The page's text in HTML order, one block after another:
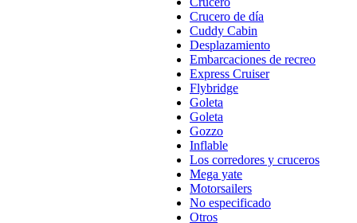
Crucero de día
Cuddy Cabin
Desplazamiento
Embarcaciones de recreo
Express Cruiser
Flybridge
Goleta
Goleta
Gozzo
Inflable
Los corredores y cruceros
Mega yate
Motorsailers
No especificado
Otros